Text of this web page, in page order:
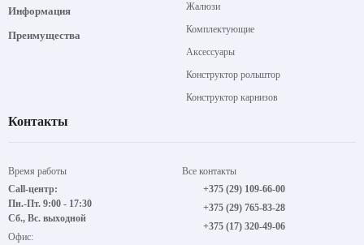
Информация
Преимущества
Жалюзи
Комплектующие
Аксессуары
Конструктор рольштор
Конструктор карнизов
Контакты
Время работы
Call-центр:
Пн.-Пт. 9:00 - 17:30
Сб., Вс. выходной
Офис:
Все контакты
+375 (29) 109-66-00
+375 (29) 765-83-28
+375 (17) 320-49-06